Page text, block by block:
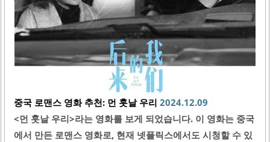
중국 로맨스 영화 추천: 먼 훗날 우리 2024.12.09
<먼 훗날 우리>라는 영화를 보게 되었습니다. 이 영화는 중국
에서 만든 로맨스 영화로, 현재 넷플릭스에서도 시청할 수 있